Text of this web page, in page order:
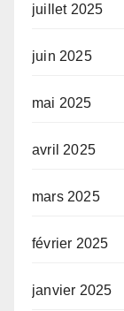
juillet 2025
juin 2025
mai 2025
avril 2025
mars 2025
février 2025
janvier 2025